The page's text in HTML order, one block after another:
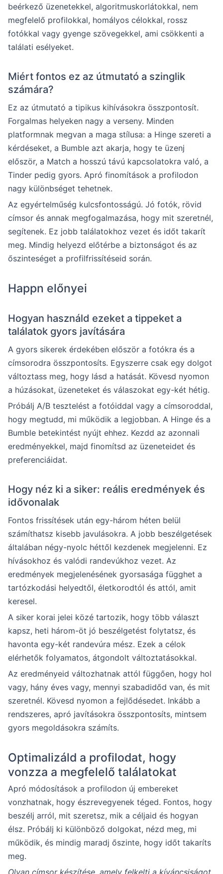
beérkező üzenetekkel, algoritmuskorlátokkal, nem
megfelelő profilokkal, homályos célokkal, rossz
fotókkal vagy gyenge szövegekkel, ami csökkenti a
találati esélyeket.
Miért fontos ez az útmutató a szinglik
számára?
Ez az útmutató a tipikus kihívásokra összpontosít.
Forgalmas helyeken nagy a verseny. Minden
platformnak megvan a maga stílusa: a Hinge szereti a
kérdéseket, a Bumble azt akarja, hogy te üzenj
először, a Match a hosszú távú kapcsolatokra való, a
Tinder pedig gyors. Apró finomítások a profilodon
nagy különbséget tehetnek.
Az egyértelműség kulcsfontosságú. Jó fotók, rövid
címsor és annak megfogalmazása, hogy mit szeretnél,
segítenek. Ez jobb találatokhoz vezet és időt takarít
meg. Mindig helyezd előtérbe a biztonságot és az
őszinteséget a profilfrissítéseid során.
Happn előnyei
Hogyan használd ezeket a tippeket a
találatok gyors javítására
A gyors sikerek érdekében először a fotókra és a
címsorodra összpontosíts. Egyszerre csak egy dolgot
változtass meg, hogy lásd a hatását. Kövesd nyomon
a húzásokat, üzeneteket és válaszokat egy-két hétig.
Próbálj A/B tesztelést a fotóiddal vagy a címsoroddal,
hogy megtudd, mi működik a legjobban. A Hinge és a
Bumble betekintést nyújt ehhez. Kezdd az azonnali
eredményekkel, majd finomítsd az üzeneteidet és
preferenciáidat.
Hogy néz ki a siker: reális eredmények és
idővonalak
Fontos frissítések után egy-három héten belül
számíthatsz kisebb javulásokra. A jobb beszélgetések
általában négy-nyolc héttől kezdenek megjelenni. Ez
hívásokhoz és valódi randevúkhoz vezet. Az
eredmények megjelenésének gyorsasága függhet a
tartózkodási helyedtől, életkorodtól és attól, amit
keresel.
A siker korai jelei közé tartozik, hogy több választ
kapsz, heti három-öt jó beszélgetést folytatsz, és
havonta egy-két randevúra mész. Ezek a célok
elérhetők folyamatos, átgondolt változtatásokkal.
Az eredményeid változhatnak attól függően, hogy hol
vagy, hány éves vagy, mennyi szabadidőd van, és mit
szeretnél. Kövesd nyomon a fejlődésedet. Inkább a
rendszeres, apró javításokra összpontosíts, mintsem
gyors megoldásokra számíts.
Optimalizáld a profilodat, hogy
vonzza a megfelelő találatokat
Apró módosítások a profilodon új embereket
vonzhatnak, hogy észrevegyenek téged. Fontos, hogy
beszélj arról, mit szeretsz, mik a céljaid és hogyan
élsz. Próbálj ki különböző dolgokat, nézd meg, mi
működik, és mindig maradj őszinte, hogy időt takaríts
meg.
Olyan címsor készítése, amely felkelti a kíváncsiságot